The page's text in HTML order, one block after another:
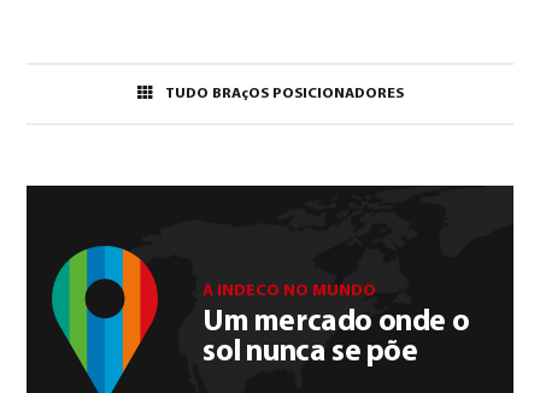
TUDO BRAçOS POSICIONADORES
A INDECO NO MUNDO
Um mercado onde o
sol nunca se põe